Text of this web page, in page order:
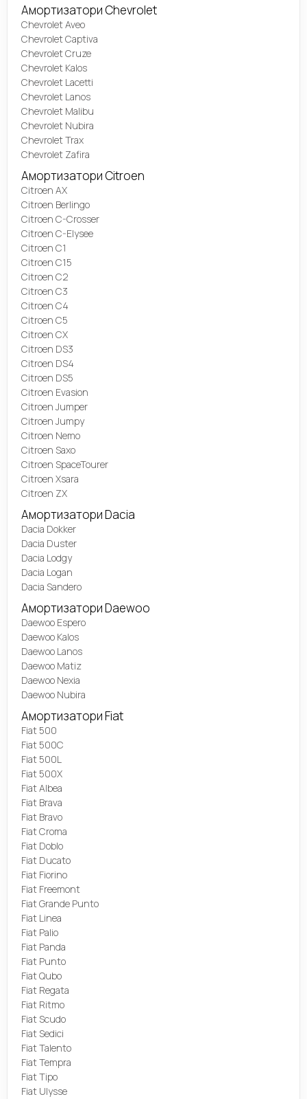
Амортизатори Chevrolet
Chevrolet Aveo
Chevrolet Captiva
Chevrolet Cruze
Chevrolet Kalos
Chevrolet Lacetti
Chevrolet Lanos
Chevrolet Malibu
Chevrolet Nubira
Chevrolet Trax
Chevrolet Zafira
Амортизатори Citroen
Citroen AX
Citroen Berlingo
Citroen C-Crosser
Citroen C-Elysee
Citroen C1
Citroen C15
Citroen C2
Citroen C3
Citroen C4
Citroen C5
Citroen CX
Citroen DS3
Citroen DS4
Citroen DS5
Citroen Evasion
Citroen Jumper
Citroen Jumpy
Citroen Nemo
Citroen Saxo
Citroen SpaceTourer
Citroen Xsara
Citroen ZX
Амортизатори Dacia
Dacia Dokker
Dacia Duster
Dacia Lodgy
Dacia Logan
Dacia Sandero
Амортизатори Daewoo
Daewoo Espero
Daewoo Kalos
Daewoo Lanos
Daewoo Matiz
Daewoo Nexia
Daewoo Nubira
Амортизатори Fiat
Fiat 500
Fiat 500C
Fiat 500L
Fiat 500X
Fiat Albea
Fiat Brava
Fiat Bravo
Fiat Croma
Fiat Doblo
Fiat Ducato
Fiat Fiorino
Fiat Freemont
Fiat Grande Punto
Fiat Linea
Fiat Palio
Fiat Panda
Fiat Punto
Fiat Qubo
Fiat Regata
Fiat Ritmo
Fiat Scudo
Fiat Sedici
Fiat Talento
Fiat Tempra
Fiat Tipo
Fiat Ulysse